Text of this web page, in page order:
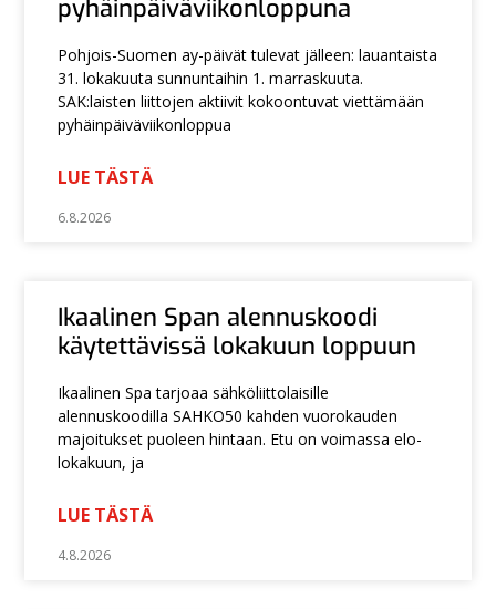
pyhäinpäiväviikonloppuna
Pohjois-Suomen ay-päivät tulevat jälleen: lauantaista
31. lokakuuta sunnuntaihin 1. marraskuuta.
SAK:laisten liittojen aktiivit kokoontuvat viettämään
pyhäinpäiväviikonloppua
LUE TÄSTÄ
6.8.2026
Ikaalinen Span alennuskoodi
käytettävissä lokakuun loppuun
Ikaalinen Spa tarjoaa sähköliittolaisille
alennuskoodilla SAHKO50 kahden vuorokauden
majoitukset puoleen hintaan. Etu on voimassa elo-
lokakuun, ja
LUE TÄSTÄ
4.8.2026